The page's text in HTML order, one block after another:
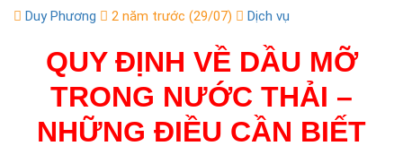
Duy Phương
2 năm trước (29/07) Dịch vụ
QUY ĐỊNH VỀ DẦU MỠ
TRONG NƯỚC THẢI –
NHỮNG ĐIỀU CẦN BIẾT